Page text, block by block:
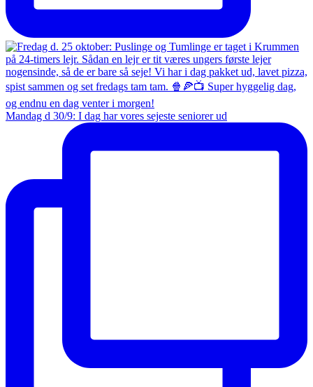
Mandag d 30/9: I dag har vores sejeste seniorer ud